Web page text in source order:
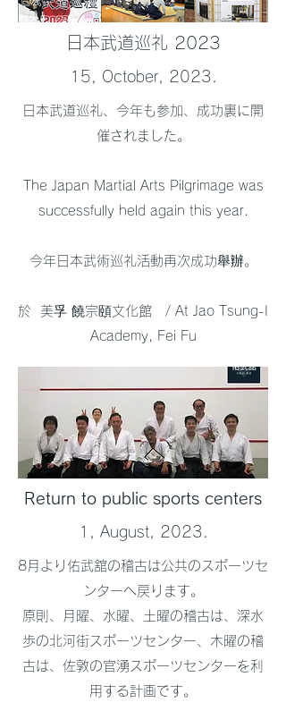
​日本武道巡礼 2023
15, October, 2023.
日本武道巡礼、今年も参加、成功裏に開
催されました。
The Japan Martial Arts Pilgrimage was
successfully held again this year.
今年日本武術巡礼活動再次成功舉辦。
於 美孚 饒宗頤文化館 / At Jao Tsung-I
Academy, Fei Fu
Return to public sports centers
1, August, 2023.​
8月より佑武舘の稽古は公共のスポーツセ
ンターへ戻ります。
原則、月曜、水曜、土曜の稽古は、深水
歩の北河街スポーツセンター、木曜の稽
古は、佐敦の官湧スポーツセンターを利
用する計画です。